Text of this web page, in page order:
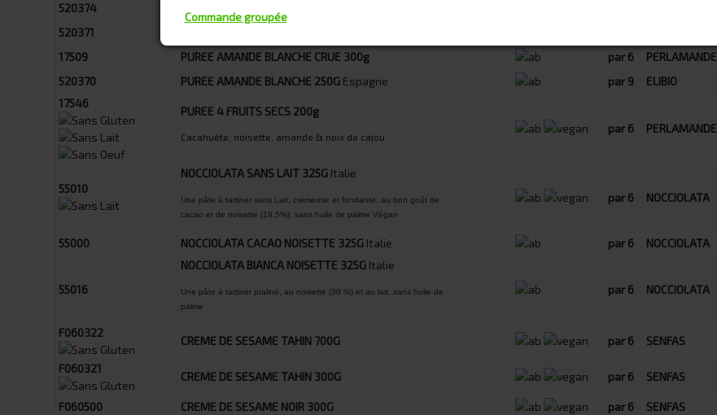
520374
520371
17509
PUREE AMANDE BLANCHE CRUE 300g par 6 PERLAMANDE
520370
PUREE AMANDE BLANCHE 250GEspagne par 9 ELIBIO
17546
PUREE 4 FRUITS SECS 200g
Cacahuète, noisette, amande & noix de cajou
par 6 PERLAMANDE
55010
NOCCIOLATA SANS LAIT 325GItalie
Une pâte à tartiner sans Lait, crémeuse et fondante, au bon goût de
cacao et de noisette (19,5%), sans huile de palme Végan
par 6 NOCCIOLATA
55000 NOCCIOLATA CACAO NOISETTE 325GItalie par 6 NOCCIOLATA
55016
NOCCIOLATA BIANCA NOISETTE 325GItalie
Une pâte à tartiner praliné, au noisette (30 %) et au lait, sans huile de
palme
par 6 NOCCIOLATA
F060322
CREME DE SESAME TAHIN 700G par 6 SENFAS
F060321
CREME DE SESAME TAHIN 300G par 6 SENFAS
F060500 CREME DE SESAME NOIR 300G par 6 SENFAS
Commande groupée